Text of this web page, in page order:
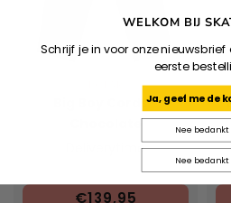
Big Boy Cords -
Chocolate
Deliverytime
€139,95
WELKOM BIJ
Schrijf je in voor onze nieuwsbrief
eerste
Ja, geef me de
Nee bedankt
Nee bedankt